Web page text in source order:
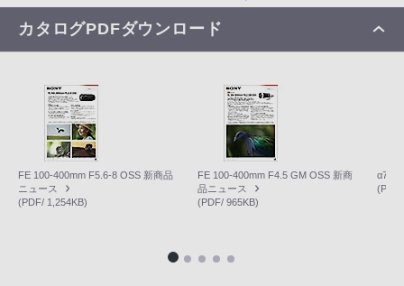
カタログPDFダウンロード
FE 100-400mm F5.6-8 OSS 新商品
ニュース
(PDF/ 1,254KB)
FE 100-400mm F4.5 GM OSS 新商
品ニュース
(PDF/ 965KB)
α7R